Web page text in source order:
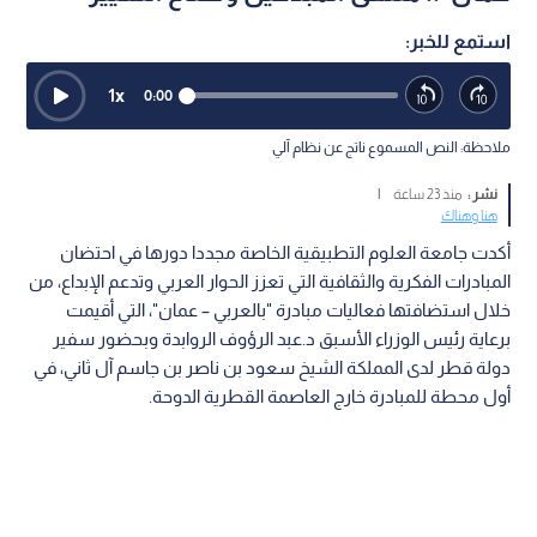
استمع للخبر:
0:00
1x
ملاحظة: النص المسموع ناتج عن نظام آلي
نشر : منذ 23 ساعة
|
هنا وهناك
أكدت جامعة العلوم التطبيقية الخاصة مجددا دورها في احتضان
المبادرات الفكرية والثقافية التي تعزز الحوار العربي وتدعم الإبداع، من
خلال استضافتها فعاليات مبادرة "بالعربي – عمان"، التي أقيمت
برعاية رئيس الوزراء الأسبق د.عبد الرؤوف الروابدة وبحضور سفير
دولة قطر لدى المملكة الشيخ سعود بن ناصر بن جاسم آل ثاني، في
أول محطة للمبادرة خارج العاصمة القطرية الدوحة.